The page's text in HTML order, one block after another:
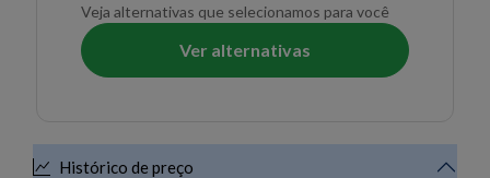
Veja alternativas que selecionamos para você
Ver alternativas
Histórico de preço